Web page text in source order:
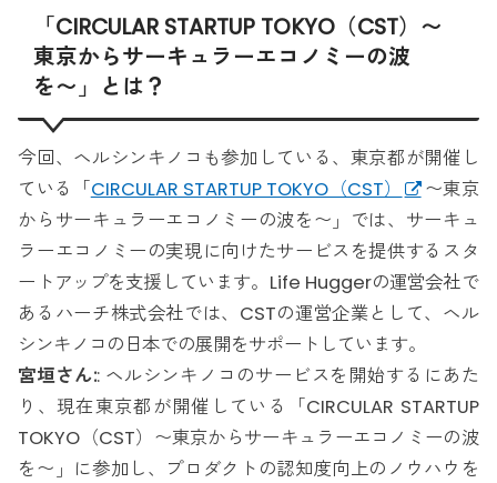
「CIRCULAR STARTUP TOKYO（CST）〜
東京からサーキュラーエコノミーの波
を〜」とは？
今回、ヘルシンキノコも参加している、東京都が開催し
ている「CIRCULAR STARTUP TOKYO（CST）
〜東京
からサーキュラーエコノミーの波を〜」では、サーキュ
ラーエコノミーの実現に向けたサービスを提供するスタ
ートアップを支援しています。Life Huggerの運営会社で
あるハーチ株式会社では、CSTの運営企業として、ヘル
シンキノコの日本での展開をサポートしています。
宮垣さん:: ヘルシンキノコのサービスを開始するにあた
り、現在東京都が開催している「CIRCULAR STARTUP
TOKYO（CST）〜東京からサーキュラーエコノミーの波
を〜」に参加し、プロダクトの認知度向上のノウハウを